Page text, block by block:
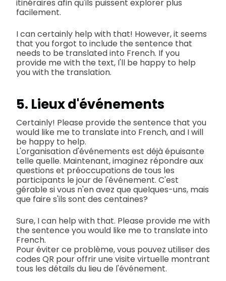
itinéraires afin qu'ils puissent explorer plus
facilement.
I can certainly help with that! However, it seems
that you forgot to include the sentence that
needs to be translated into French. If you
provide me with the text, I'll be happy to help
you with the translation.
5. Lieux d'événements
Certainly! Please provide the sentence that you
would like me to translate into French, and I will
be happy to help.
L'organisation d'événements est déjà épuisante
telle quelle. Maintenant, imaginez répondre aux
questions et préoccupations de tous les
participants le jour de l'événement. C'est
gérable si vous n'en avez que quelques-uns, mais
que faire s'ils sont des centaines?
Sure, I can help with that. Please provide me with
the sentence you would like me to translate into
French.
Pour éviter ce problème, vous pouvez utiliser des
codes QR pour offrir une visite virtuelle montrant
tous les détails du lieu de l'événement.